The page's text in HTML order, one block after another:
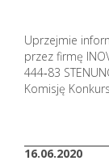
Uprzejmie
przez firmę
444‐83
Komisję
16.06.2020